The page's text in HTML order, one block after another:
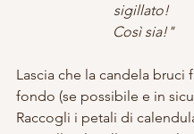
sigillato!
Così sia!"
Lascia che la candela bruci
fondo (se possibile e in
Raccogli i petali di